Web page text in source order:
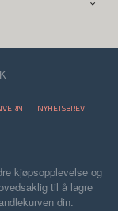
NYHETSBREV
kjøpsopplevelse og
til å lagre
din.